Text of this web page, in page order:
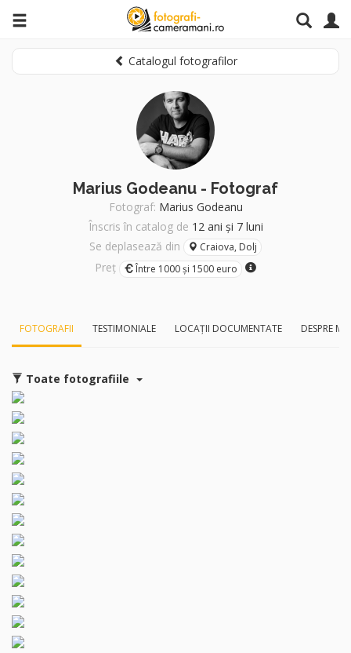
Catalogul fotografilor
Marius Godeanu - Fotograf
Fotograf: Marius Godeanu
Înscris în catalog de 12 ani și 7 luni
Se deplasează din
Craiova, Dolj
Preț Între 1000 și 1500 euro
FOTOGRAFII TESTIMONIALE LOCAȚII DOCUMENTATE DESPRE
Toate fotografiile